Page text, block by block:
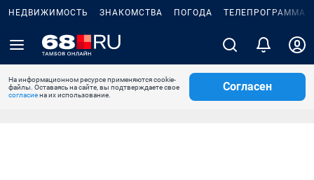
НЕДВИЖИМОСТЬ ЗНАКОМСТВА ПОГОДА ТЕЛЕПРОГРАММА
На информационном ресурсе применяются cookie-
файлы. Оставаясь на сайте, вы подтверждаете свое
согласиена их использование.
Согласен